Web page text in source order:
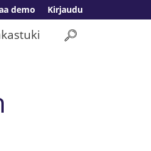
Kirjaudu
demo